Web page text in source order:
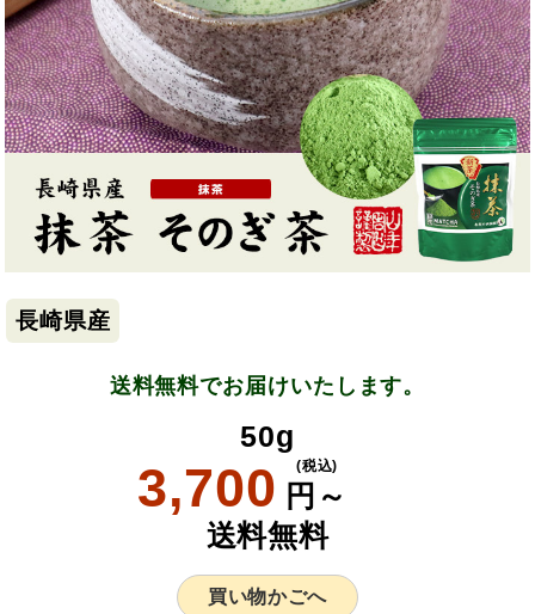
長崎県産
送料無料でお届けいたします。
50g
3,700 円～
(税込)
送料無料
買い物かごへ